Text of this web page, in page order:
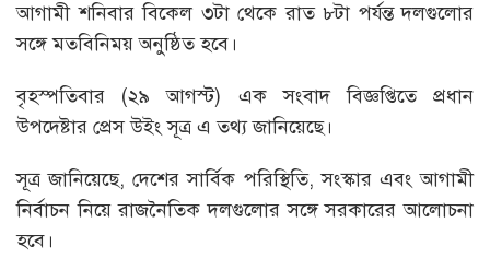
আগামী শনিবার বিকেল ৩টা থেকে রাত ৮টা পর্যন্ত দলগুলোর
সঙ্গে মতবিনিময় অনুষ্ঠিত হবে।
বৃহস্পতিবার (২৯ আগস্ট) এক সংবাদ বিজ্ঞপ্তিতে প্রধান
উপদেষ্টার প্রেস উইং সূত্র এ তথ্য জানিয়েছে।
সূত্র জানিয়েছে, দেশের সার্বিক পরিস্থিতি, সংস্কার এবং আগামী
নির্বাচন নিয়ে রাজনৈতিক দলগুলোর সঙ্গে সরকারের আলোচনা
হবে।